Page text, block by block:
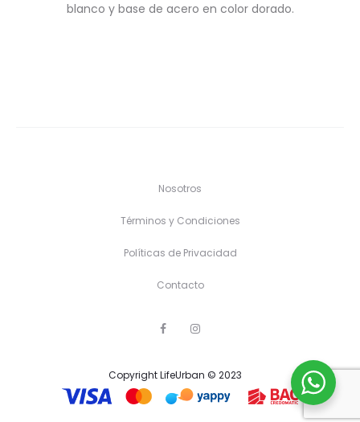
blanco y base de acero en color dorado.
Nosotros
Términos y Condiciones
Políticas de Privacidad
Contacto
b
o
k
a
r
Copyright LifeUrban © 2023